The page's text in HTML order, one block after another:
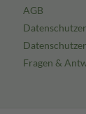
AGB
Fragen &